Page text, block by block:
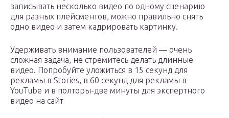
записывать несколько видео по одному сценарию
для разных плейсментов, можно правильно снять
одно видео и затем кадрировать картинку.
Удерживать внимание пользователей — очень
сложная задача, не стремитесь делать длинные
видео. Попробуйте уложиться в 15 секунд для
рекламы в Stories, в 60 секунд для рекламы в
YouTube и в полторы-две минуты для экспертного
видео на сайт